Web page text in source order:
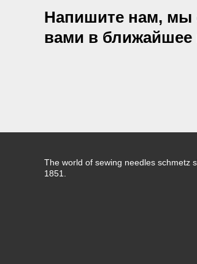
Напишите нам, мы
вами в ближайшее
The world of sewing needles schmetz
1851.